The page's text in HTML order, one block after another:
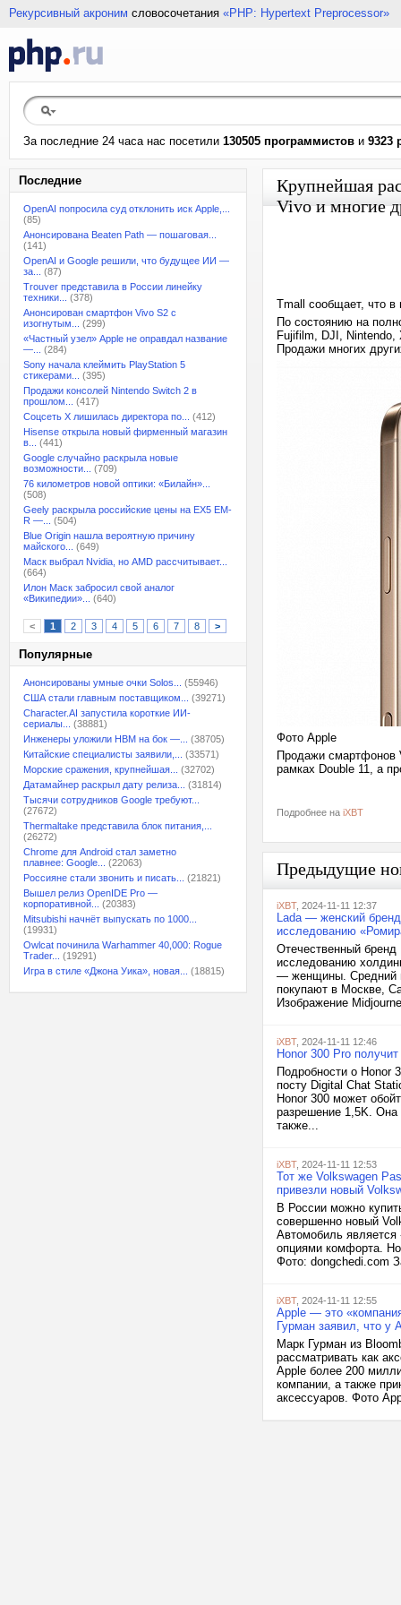
Рекурсивный акроним словосочетания «PHP: Hypertext Preprocessor»
За последние 24 часа нас посетили 130505 программистов и 9323
Последние
OpenAI попросила суд отклонить иск Apple,...
(85)
Анонсирована Beaten Path — пошаговая...
(141)
OpenAI и Google решили, что будущее ИИ —
за...
(87)
Trouver представила в России линейку
техники...
(378)
Анонсирован смартфон Vivo S2 с
изогнутым...
(299)
«Частный узел» Apple не оправдал название
—...
(284)
Sony начала клеймить PlayStation 5
стикерами...
(395)
Продажи консолей Nintendo Switch 2 в
прошлом...
(417)
Соцсеть X лишилась директора по...
(412)
Hisense открыла новый фирменный магазин
в...
(441)
Google случайно раскрыла новые
возможности...
(709)
76 километров новой оптики: «Билайн»...
(508)
Geely раскрыла российские цены на EX5 EM-
R —...
(504)
Blue Origin нашла вероятную причину
майского...
(649)
Маск выбрал Nvidia, но AMD рассчитывает...
(664)
Илон Маск забросил свой аналог
«Википедии»...
(640)
< 1 2 3 4 5 6 7 8 >
Популярные
Анонсированы умные очки Solos...
(55946)
США стали главным поставщиком...
(39271)
Character.AI запустила короткие ИИ-
сериалы...
(38881)
Инженеры уложили HBM на бок —...
(38705)
Китайские специалисты заявили,...
(33571)
Морские сражения, крупнейшая...
(32702)
Датамайнер раскрыл дату релиза...
(31814)
Тысячи сотрудников Google требуют...
(27672)
Thermaltake представила блок питания,...
(26272)
Chrome для Android стал заметно
плавнее: Google...
(22063)
Россияне стали звонить и писать...
(21821)
Вышел релиз OpenIDE Pro —
корпоративной...
(20383)
Mitsubishi начнёт выпускать по 1000...
(19931)
Owlcat починила Warhammer 40,000: Rogue
Trader...
(19291)
Игра в стиле «Джона Уика», новая...
(18815)
Крупнейшая
Vivo и многие
Tmall сообщает, что в
По состоянию на
Fujifilm, DJI, Nintendo,
Продажи многих
Фото Apple
Продажи смартфонов
рамках Double 11, а
Подробнее на iXBT
Предыдущие
iXBT, 2024-11-11 12:37
Lada — женский
исследованию
Отечественный
исследованию
— женщины. Средний
покупают в Москве,
Изображение
iXBT, 2024-11-11 12:46
Honor 300 Pro
Подробности о Honor
посту Digital Chat
Honor 300 может
разрешение 1,5K. Она
также...
iXBT, 2024-11-11 12:53
Тот же Volkswagen
привезли новый
В России можно
совершенно новый
Автомобиль является
опциями комфорта. Но
Фото: dongchedi.com
iXBT, 2024-11-11 12:55
Apple — это
Гурман заявил, что у
Марк Гурман из
рассматривать как
Apple более 200
компании, а также
аксессуаров. Фото